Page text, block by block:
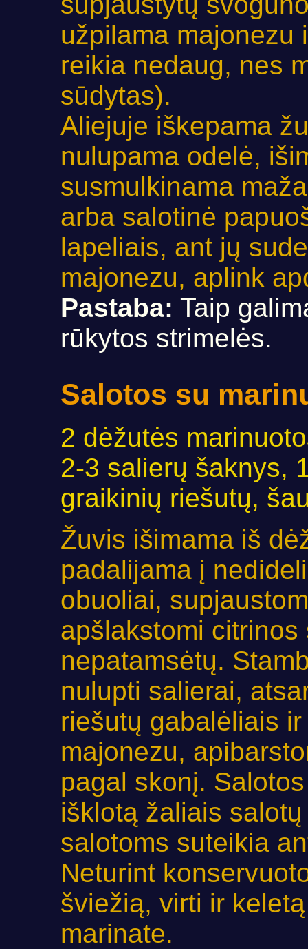
užpilama majonezu
reikia nedaug, nes
sūdytas).
Aliejuje iškepama
nulupama odelė,
susmulkinama
arba salotinė
lapeliais, ant jų
majonezu, aplink
Pastaba: Taip
rūkytos strimelės.
Salotos su
2 dėžutės
2-3 salierų šaknys,
graikinių riešutų,
Žuvis išimama iš
padalijama į
obuoliai,
apšlakstomi citrinos
nepatamsėtų.
nulupti salierai,
riešutų gabalėliais
majonezu,
pagal skonį.
išklotą žaliais
salotoms suteikia
Neturint
šviežią, virti ir
marinate.